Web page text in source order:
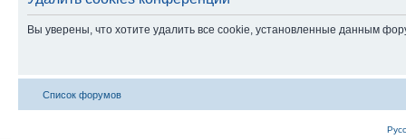
Вы уверены, что хотите удалить все cookie, установленные данным
Список форумов